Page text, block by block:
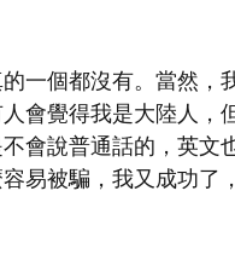
一個都沒有。當然，
會覺得我是大陸人，
會說普通話的，英文
易被騙，我又成功了